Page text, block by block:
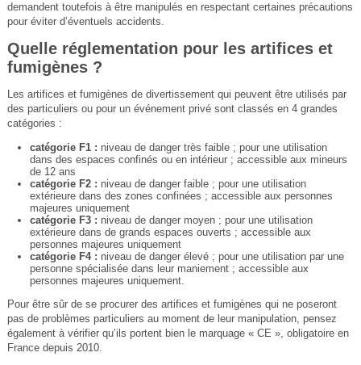
demandent toutefois à être manipulés en respectant certaines précautions
pour éviter d’éventuels accidents.
Quelle réglementation pour les artifices et
fumigènes ?
Les artifices et fumigènes de divertissement qui peuvent être utilisés par
des particuliers ou pour un événement privé sont classés en 4 grandes
catégories :
catégorie F1 : niveau de danger très faible ; pour une utilisation
dans des espaces confinés ou en intérieur ; accessible aux mineurs
de 12 ans
catégorie F2 : niveau de danger faible ; pour une utilisation
extérieure dans des zones confinées ; accessible aux personnes
majeures uniquement
catégorie F3 : niveau de danger moyen ; pour une utilisation
extérieure dans de grands espaces ouverts ; accessible aux
personnes majeures uniquement
catégorie F4 : niveau de danger élevé ; pour une utilisation par une
personne spécialisée dans leur maniement ; accessible aux
personnes majeures uniquement.
Pour être sûr de se procurer des artifices et fumigènes qui ne poseront
pas de problèmes particuliers au moment de leur manipulation, pensez
également à vérifier qu’ils portent bien le marquage « CE », obligatoire en
France depuis 2010.